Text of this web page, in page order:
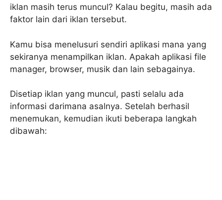
iklan masih terus muncul? Kalau begitu, masih ada
faktor lain dari iklan tersebut.
Kamu bisa menelusuri sendiri aplikasi mana yang
sekiranya menampilkan iklan. Apakah aplikasi file
manager, browser, musik dan lain sebagainya.
Disetiap iklan yang muncul, pasti selalu ada
informasi darimana asalnya. Setelah berhasil
menemukan, kemudian ikuti beberapa langkah
dibawah: